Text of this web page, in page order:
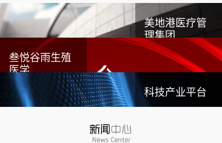
美地港医疗管
理集团
叁悦谷雨生殖
医学
科技产业平台